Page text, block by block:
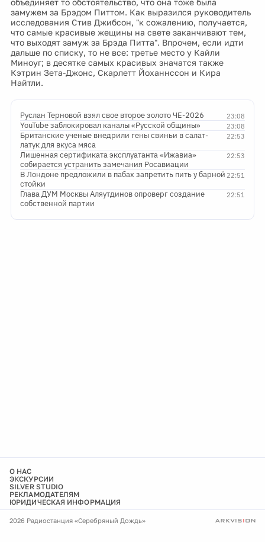
объединяет то обстоятельство, что она тоже была
замужем за Брэдом Питтом. Как выразился руководитель
исследования Стив Джибсон, "к сожалению, получается,
что самые красивые жещины на свете заканчивают тем,
что выходят замуж за Брэда Питта". Впрочем, если идти
дальше по списку, то не все: третье место у Кайли
Миноуг; в десятке самых красивых значатся также
Кэтрин Зета-Джонс, Скарлетт Йоханнссон и Кира
Найтли.
23:08
Руслан Терновой взял свое второе золото ЧЕ-2026
23:08
YouTube заблокировал каналы «Русской общины»
22:53
Британские ученые внедрили гены свиньи в салат-
латук для вкуса мяса
22:53
Лишенная сертификата эксплуатанта «Ижавиа»
собирается устранить замечания Росавиации
22:51
В Лондоне предложили в пабах запретить пить у барной
стойки
22:51
Глава ДУМ Москвы Аляутдинов опроверг создание
собственной партии
О НАС
ЭКСКУРСИИ
SILVER STUDIO
РЕКЛАМОДАТЕЛЯМ
ЮРИДИЧЕСКАЯ ИНФОРМАЦИЯ
2026 Радиостанция «Серебряный Дождь»